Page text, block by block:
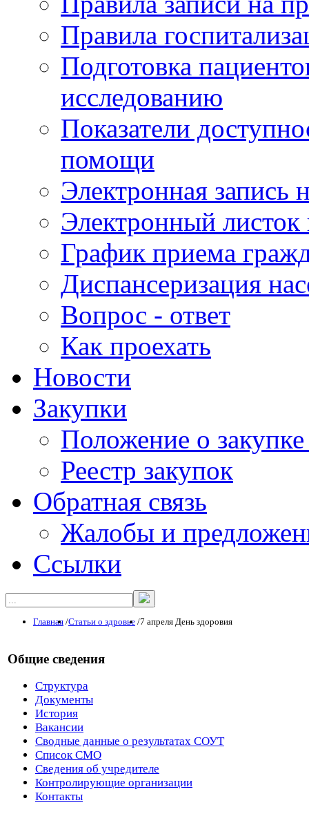
Правила
Подготовка
исследованию
Показатели
помощи
Электронная запись
Электронный листок
График приема
Диспансеризация
Вопрос - ответ
Как проехать
Новости
Закупки
Положение о
Реестр закупок
Обратная связь
Жалобы и
Ссылки
Главная /Статьи о здровье /7 апреля День здоровия
Общие сведения
Структура
Документы
История
Вакансии
Сводные данные о результатах СОУТ
Список СМО
Сведения об учредителе
Контролирующие организации
Контакты